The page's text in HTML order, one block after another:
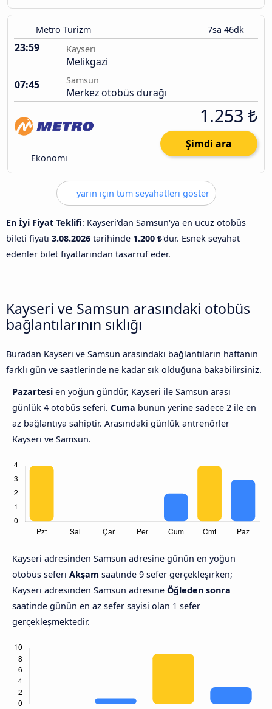
Metro Turizm 7sa 46dk
23:59 Kayseri
Melikgazi
07:45
Samsun
Merkez otobüs durağı
Ekonomi
1.253 ₺
Şimdi ara
yarın için tüm seyahatleri göster
En İyi Fiyat Teklifi: Kayseri'dan Samsun'ya en ucuz otobüs
bileti fiyatı 3.08.2026 tarihinde 1.200 ₺'dur. Esnek seyahat
edenler bilet fiyatlarından tasarruf eder.
Kayseri ve Samsun arasındaki otobüs
bağlantılarının sıklığı
Buradan Kayseri ve Samsun arasındaki bağlantıların haftanın
farklı gün ve saatlerinde ne kadar sık olduğuna bakabilirsiniz.
Pazartesi en yoğun gündür, Kayseri ile Samsun arası
günlük 4 otobüs seferi. Cuma bunun yerine sadece 2 ile en
az bağlantıya sahiptir. Arasındaki günlük antrenörler
Kayseri ve Samsun.
Kayseri adresinden Samsun adresine günün en yoğun
otobüs seferi Akşam saatinde 9 sefer gerçekleşirken;
Kayseri adresinden Samsun adresine Öğleden sonra
saatinde günün en az sefer sayisi olan 1 sefer
gerçekleşmektedir.